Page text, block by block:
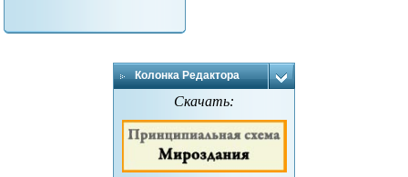
Колонка Редактора
Скачать: